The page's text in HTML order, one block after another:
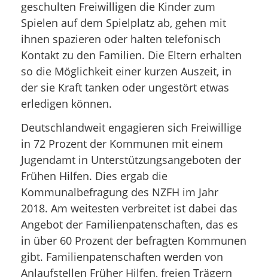
geschulten Freiwilligen die Kinder zum
Spielen auf dem Spielplatz ab, gehen mit
ihnen spazieren oder halten telefonisch
Kontakt zu den Familien. Die Eltern erhalten
so die Möglichkeit einer kurzen Auszeit, in
der sie Kraft tanken oder ungestört etwas
erledigen können.
Deutschlandweit engagieren sich Freiwillige
in 72 Prozent der Kommunen mit einem
Jugendamt in Unterstützungsangeboten der
Frühen Hilfen. Dies ergab die
Kommunalbefragung des NZFH im Jahr
2018. Am weitesten verbreitet ist dabei das
Angebot der Familienpatenschaften, das es
in über 60 Prozent der befragten Kommunen
gibt. Familienpatenschaften werden von
Anlaufstellen Früher Hilfen, freien Trägern